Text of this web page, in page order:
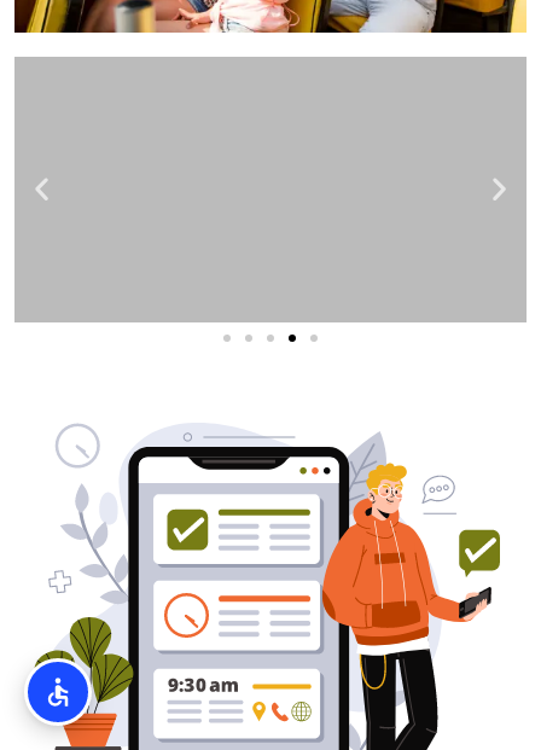
בעל/ת עסק? סוכנות ניהול מוניטין
לקידום, שיווק ופרסום באינטרנט
כאן עבורך!
לפרטים